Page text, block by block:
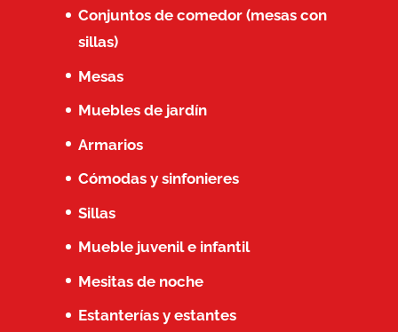
Conjuntos de comedor (mesas con
sillas)
Mesas
Muebles de jardín
Armarios
Cómodas y sinfonieres
Sillas
Mueble juvenil e infantil
Mesitas de noche
Estanterías y estantes